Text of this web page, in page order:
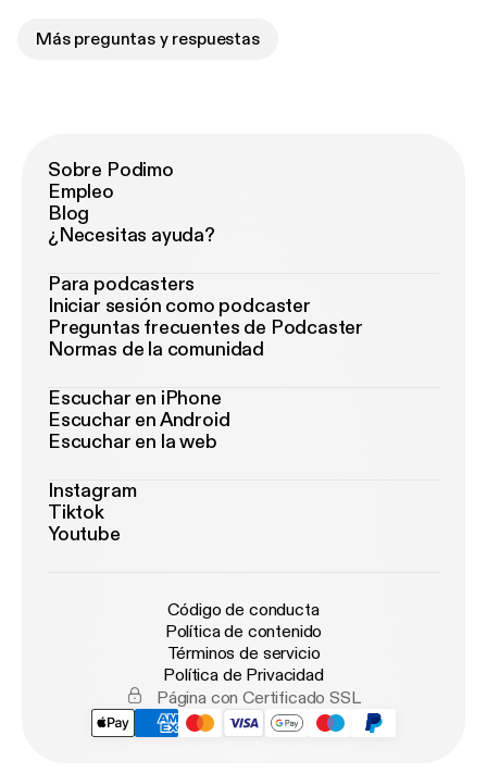
Más preguntas y respuestas
Sobre Podimo
Empleo
Blog
¿Necesitas ayuda?
Para podcasters
Iniciar sesión como podcaster
Preguntas frecuentes de Podcaster
Normas de la comunidad
Escuchar en iPhone
Escuchar en Android
Escuchar en la web
Instagram
Tiktok
Youtube
Código de conducta
Política de contenido
Términos de servicio
Política de Privacidad
Página con Certificado SSL